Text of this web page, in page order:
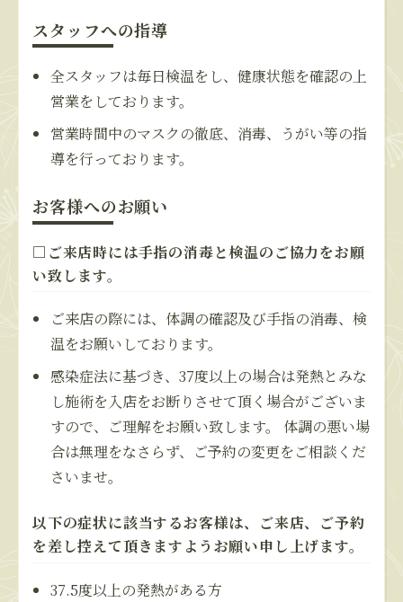
スタッフへの指導
全スタッフは毎日検温をし、健康状態を確認の上
営業をしております。
営業時間中のマスクの徹底、消毒、うがい等の指
導を行っております。
お客様へのお願い
□ご来店時には手指の消毒と検温のご協力をお願
い致します。
ご来店の際には、体調の確認及び手指の消毒、検
温をお願いしております。
感染症法に基づき、37度以上の場合は発熱とみな
し施術を入店をお断りさせて頂く場合がございま
すので、ご理解をお願い致します。 体調の悪い場
合は無理をなさらず、ご予約の変更をご相談くだ
さいませ。
以下の症状に該当するお客様は、ご来店、ご予約
を差し控えて頂きますようお願い申し上げます。
37.5度以上の発熱がある方